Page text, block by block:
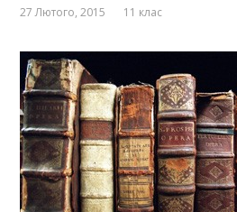
27 Лютого, 2015 11 клас